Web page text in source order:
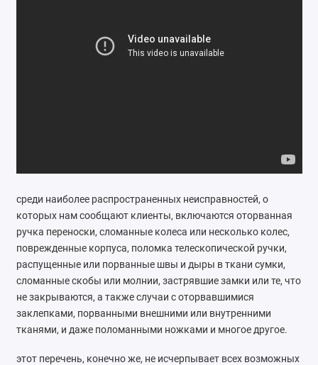
Ремонт мобильных телефонов
среди наиболее распространенных неисправностей, о
которых нам сообщают клиенты, включаются оторванная
ручка переноски, сломанные колеса или несколько колес,
поврежденные корпуса, поломка телескопической ручки,
распущенные или порванные швы и дыры в ткани сумки,
сломанные скобы или молнии, застрявшие замки или те, что
не закрываются, а также случаи с оторвавшимися
заклепками, порванными внешними или внутренними
тканями, и даже поломанными ножками и многое другое.
этот перечень, конечно же, не исчерпывает всех возможных